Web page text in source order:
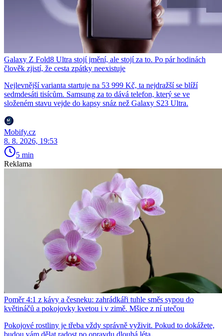
Galaxy Z Fold8 Ultra stojí jmění, ale stojí za to. Po pár hodinách
člověk zjistí, že cesta zpátky neexistuje
Nejlevnější varianta startuje na 53 999 Kč, ta nejdražší se blíží
sedmdesáti tisícům. Samsung za to dává telefon, který se ve
složeném stavu vejde do kapsy snáz než Galaxy S23 Ultra.
Mobify.cz
8. 8. 2026, 19:53
5 min
Reklama
Poměr 4:1 z kávy a česneku: zahrádkáři tuhle směs sypou do
květináčů a pokojovky kvetou i v zimě. Mšice z ní utečou
Pokojové rostliny je třeba vždy správně vyživit. Pokud to dokážete,